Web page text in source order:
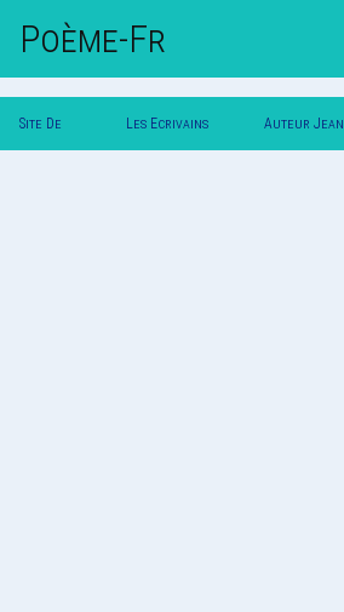
Poème-Fr
Site De Les Ecrivains Auteur Jean